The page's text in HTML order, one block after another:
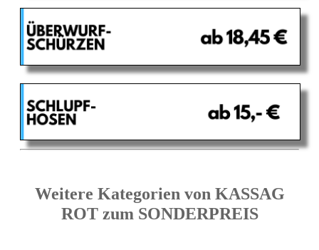
Weitere Kategorien von KASSAG
ROT zum SONDERPREIS